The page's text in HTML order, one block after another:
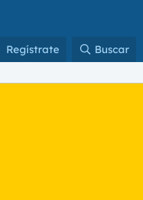
Regístrate Buscar